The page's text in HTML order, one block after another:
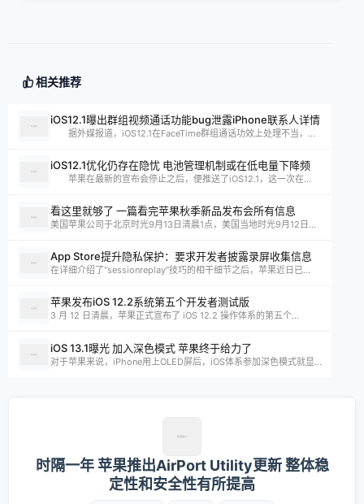
时隔一年 苹果推出AirPort Utility更新 整体稳
定性和安全性有所提高
相关推荐
iOS12.1曝出群组视频通话功能bug泄露iPhone联系人详情
据外媒报道，iOS12.1在FaceTime群组通话功效上处理不当，...
iOS12.1优化仍存在隐忧 电池管理机制或在低电量下降频
苹果在最新的宣布会停止之后，便推送了iOS12.1，这一次在...
看这里就够了 一篇看完苹果秋季新品发布会所有信息
美国苹果公司于北京时光9月13日清晨1点，美国当地时光9月12日...
App Store提升隐私保护：要求开发者披露录屏收集信息
在详细介绍了“sessionreplay”技巧的相干细节之后，苹果近日已...
苹果发布iOS 12.2系统第五个开发者测试版
3 月 12 日清晨，苹果正式宣布了 iOS 12.2 操作体系的第五个...
iOS 13.1曝光 加入深色模式 苹果终于给力了
对于苹果来说，iPhone用上OLED屏后，iOS体系参加深色模式就显...